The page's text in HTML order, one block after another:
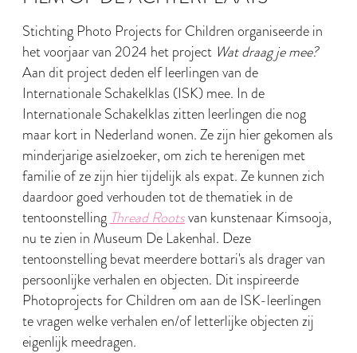
Stichting Photo Projects for Children organiseerde in
het voorjaar van 2024 het project Wat draag je mee?
Aan dit project deden elf leerlingen van de
Internationale Schakelklas (ISK) mee. In de
Internationale Schakelklas zitten leerlingen die nog
maar kort in Nederland wonen. Ze zijn hier gekomen als
minderjarige asielzoeker, om zich te herenigen met
familie of ze zijn hier tijdelijk als expat. Ze kunnen zich
daardoor goed verhouden tot de thematiek in de
tentoonstelling Thread Rootsvan kunstenaar Kimsooja,
nu te zien in Museum De Lakenhal. Deze
tentoonstelling bevat meerdere bottari's als drager van
persoonlijke verhalen en objecten. Dit inspireerde
Photoprojects for Children om aan de ISK-leerlingen
te vragen welke verhalen en/of letterlijke objecten zij
eigenlijk meedragen.